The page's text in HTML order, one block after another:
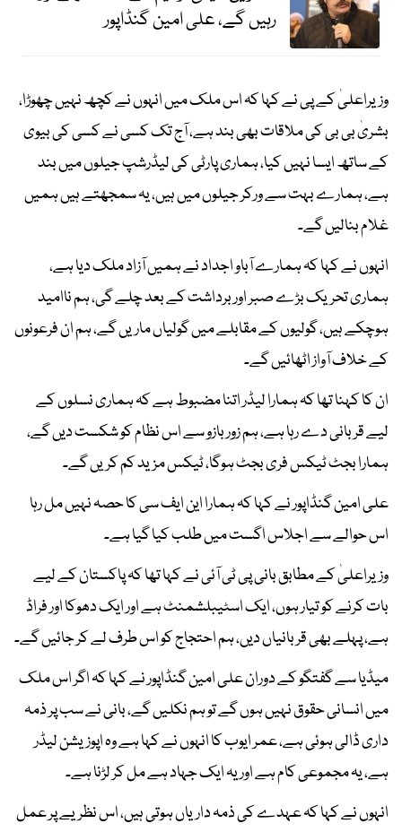
رہیں گے، علی امین گنڈاپور
وزیراعلیٰ کے پی نے کہا کہ اس ملک میں انہوں نے کچھ نہیں چھوڑا،
بشریٰ بی بی کی ملاقات بھی بند ہے، آج تک کسی نے کسی کی بیوی
کے ساتھ ایسا نہیں کیا، ہماری پارٹی کی لیڈرشپ جیلوں میں بند
ہے، ہمارے بہت سے ورکر جیلوں میں ہیں، یہ سمجھتے ہیں ہمیں
غلام بنالیں گے۔
انہوں نے کہا کہ ہمارے آباو اجداد نے ہمیں آزاد ملک دیا ہے،
ہماری تحریک بڑے صبر اور برداشت کے بعد چلے گی، ہم ناامید
ہوچکے ہیں، گولیوں کے مقابلے میں گولیاں ماریں گے، ہم ان فرعونوں
کے خلاف آواز اٹھائیں گے۔
ان کا کہنا تھا کہ ہمارا لیڈر اتنا مضبوط ہے کہ ہماری نسلوں کے
لیے قربانی دے رہا ہے، ہم زور بازو سے اس نظام کو شکست دیں گے،
ہمارا بجٹ ٹیکس فری بجٹ ہوگا، ٹیکس مزید کم کریں گے۔
علی امین گنڈاپور نے کہا کہ ہمارا این ایف سی کا حصہ نہیں مل رہا
اس حوالے سے اجلاس اگست میں طلب کیا گیا ہے۔
وزیراعلیٰ کے مطابق بانی پی ٹی آئی نے کہا تھا کہ پاکستان کے لیے
بات کرنے کو تیار ہوں، ایک اسٹیبلشمنٹ ہے اور ایک دھوکا اور فراڈ
ہے، پہلے بھی قربانیاں دیں، ہم احتجاج کو اس طرف لے کر جائیں گے۔
میڈیا سے گفتگو کے دوران علی امین گنڈاپور نے کہا کہ اگر اس ملک
میں انسانی حقوق نہیں ہوں گے تو ہم نکلیں گے، بانی نے سب پر ذمہ
داری ڈالی ہوئی ہے، عمر ایوب کا انہوں نے کہا ہے وہ اپوزیشن لیڈر
ہے، یہ مجموعی کام ہے اور یہ ایک جہاد ہے مل کر لڑنا ہے۔
انہوں نے کہا کہ عہدے کی ذمہ داریاں ہوتی ہیں، اس نظریے پر عمل